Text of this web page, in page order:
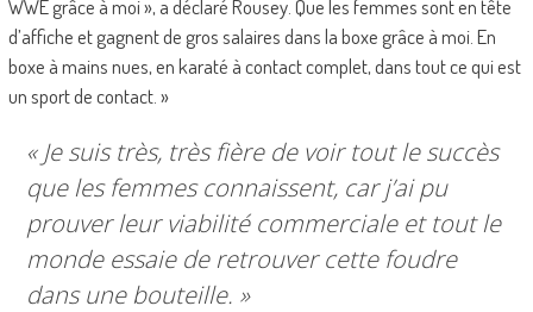
WWE grâce à moi », a déclaré Rousey. Que les femmes sont en tête
d’affiche et gagnent de gros salaires dans la boxe grâce à moi. En
boxe à mains nues, en karaté à contact complet, dans tout ce qui est
un sport de contact. »
« Je suis très, très fière de voir tout le succès
que les femmes connaissent, car j’ai pu
prouver leur viabilité commerciale et tout le
monde essaie de retrouver cette foudre
dans une bouteille. »